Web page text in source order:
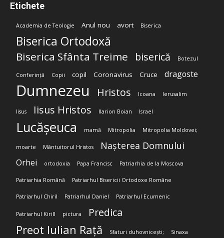
Etichete
Academia de Teologie Anul nou avort Biserica
Biserica Ortodoxă
Biserica Sfânta Treime biserică Botezul
Conferință Copii copil Coronavirus Cruce dragoste
Dumnezeu Hristos Icoana Ierusalim
Iisus Iisus Hristos Ilarion Boian Israel
Lucășeuca mamă Mitropolia Mitropolia Moldovei;
moarte Mântuitorul Hristos Nașterea Domnului
Orhei ortodoxia Papa Francisc Patriarhia de la Moscova
Patriarhia Română Patriarhul Bisericii Ortodoxe Române
Patriarhul Chiril Patriarhul Daniel Patriarhul Ecumenic
Patriarhul Kirill pictura Predica
Preot Iulian Rață Sfaturi duhovnicești; Sinaxa